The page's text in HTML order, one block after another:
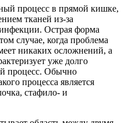
процесс в прямой кишке,
тканей из-за
Острая форма
случае, когда проблема
никаких осложнений, а
уже долго
процесс. Обычно
процесса является
стафило- и